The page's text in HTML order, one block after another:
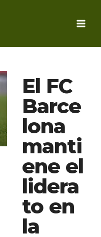
El FC
Barce
lona
manti
ene el
lidera
to en
la